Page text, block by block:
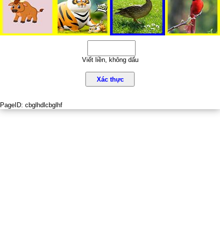
Viết liền, không dấu
Xác thực
PageID: cbglhdlcbglhf